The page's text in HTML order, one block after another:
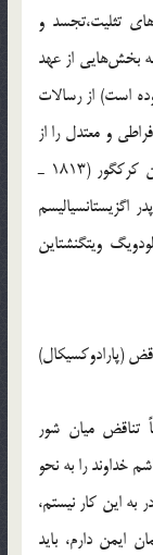
تثليت،‌تجسد و
بخش‌هايي از عهد
است) از رسالات
افراطي و معتدل را از
يكديگر باز شناسيم. نماينده ايمان‌گرايي افراطي، سورن كركگور (1813 ـ
اگزيستانسياليسم
ويتگنشتاين
(پارادوكسيكال)
تناقض ميان شور
خداوند را به نحو
به اين كار نيستم،
ايمن دارم، بايد